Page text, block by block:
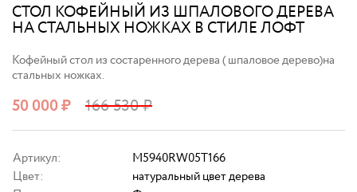
СТОЛ КОФЕЙНЫЙ ИЗ ШПАЛОВОГО ДЕРЕВА
НА СТАЛЬНЫХ НОЖКАХ В СТИЛЕ ЛОФТ
Кофейный стол из состаренного дерева ( шпаловое дерево)на
стальных ножках.
50 000₽ 166 530₽
Артикул:
M5940RW05T166
Цвет:
натуральный цвет дерева